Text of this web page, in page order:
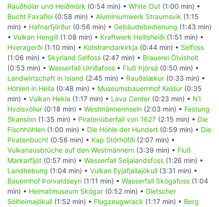
Rauðhólar und Heiðmörk (0:54 min) • White Out (1:00 min) •
Bucht Faxafloi (0:58 min) • Aluminiumwerk Straumsvik (1:15
min) • Hafnarfjörður (0:56 min) • Gebäudebedienung (1:43 min)
• Vulkan Hengill (1:08 min) • Kraftwerk Hellisheiði (1:51 min) •
Hveragerði (1:10 min) • Kotstrandarkirkja (0:44 min) • Selfoss
(1:06 min) • Skyrland Selfoss (2:47 min) • Brauerei Ölvisholt
(0:53 min) • Wasserfall Urriðafoss • Fluß Þjórsá (0:50 min) •
Landwirtschaft in Island (2:45 min) • Rauðalækur (0:33 min) •
Höhlen in Hella (0:48 min) • Museumsbauernhof Keldur (0:35
min) • Vulkan Hekla (1:17 min) • Lava Center (0:23 min) • N1
Hvolsvöllur (0:18 min) • Westmännerinseln (2:03 min) • Festung
Skansinn (1:35 min) • Piratenüberfall von 1627 (2:15 min) • Die
Fischhöhlen (1:00 min) • Die Höhle der Hundert (0:59 min) • Die
Piratenbucht (0:56 min) • Kap Stórhöfði (2:07 min) •
Vulkanausbrüche auf den Westmännern (3:39 min) • Fluß
Markarfljót (0:57 min) • Wasserfall Seljalandsfoss (1:26 min) •
Landhebung (1:04 min) • Vulkan Eyjafjallajökull (3:31 min) •
Bauernhof Þorvaldseyri (1:11 min) • Wasserfall Skógafoss (1:04
min) • Heimatmuseum Skógar (0:52 min) • Gletscher
Sólheimajökull (1:52 min) • Flugzeugwrack (1:17 min) • Berg